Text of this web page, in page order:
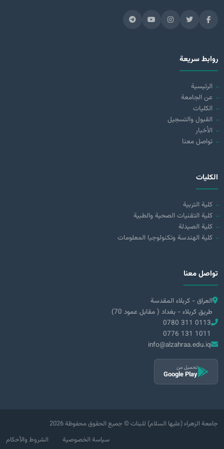
روابط سريعة
الرئيسية
عن الجامعة
الكليات
القبول والتسجيل
الأخبار
تواصل معنا
الكليات
كلية التربية
كلية التقنيات الصحية والطبية
كلية الصيدلة
كلية الهندسة وتكنولوجيا المعلومات
تواصل معنا
العراق - كربلاء المقدسة
طريق كربلاء - بغداد ( مقابل عمود 70)
0780 311 0113
0776 131 1011
info@alzahraa.edu.iq
تحميل من
Google Play
2026 جامعة الزهراء (عليها السلام) للبنات © جميع الحقوق محفوظة
سياسة الخصوصية
الشروط والأحكام